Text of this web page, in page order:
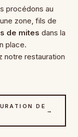
procédons au
zone, fils de
de mites dans la
place.
notre restauration
DE
→